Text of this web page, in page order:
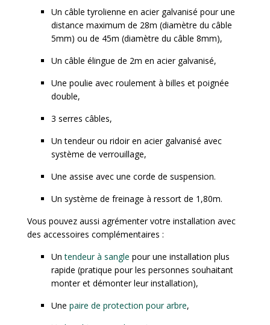
Un câble tyrolienne en acier galvanisé pour une
distance maximum de 28m (diamètre du câble
5mm) ou de 45m (diamètre du câble 8mm),
Un câble élingue de 2m en acier galvanisé,
Une poulie avec roulement à billes et poignée
double,
3 serres câbles,
Un tendeur ou ridoir en acier galvanisé avec
système de verrouillage,
Une assise avec une corde de suspension.
Un système de freinage à ressort de 1,80m.
Vous pouvez aussi agrémenter votre installation avec
des accessoires complémentaires :
Un tendeur à sangle pour une installation plus
rapide (pratique pour les personnes souhaitant
monter et démonter leur installation),
Une paire de protection pour arbre,